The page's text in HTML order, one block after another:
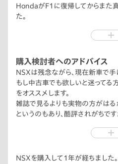
HondaがF1に復帰してからまた
た。
ン争いをしている姿をみて感動し
ワールドチャンピオンおめでとうご
購入検討者へのアドバイス
NSXは残念ながら、現在新車で手
もし中古車でも欲しいと迷ってる
をオススメします。
雑誌で見るよりも実物の方がはる
というのもあり、酷評されがちです
NSXを購入して1年が経ちました。